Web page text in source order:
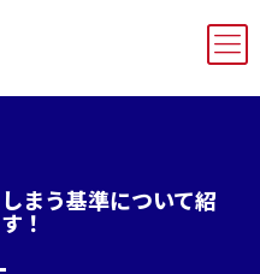
まう基準について紹
！